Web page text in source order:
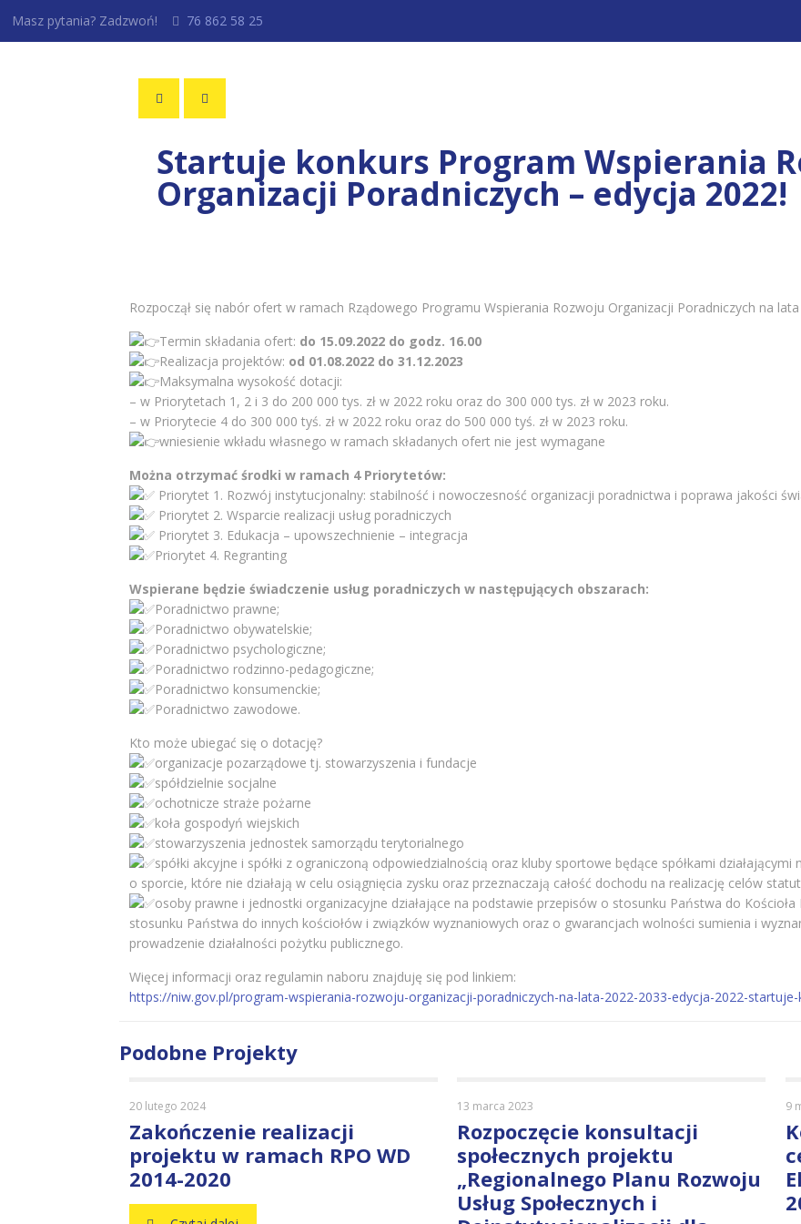
Masz pytania? Zadzwoń! 76 862 58 25
Startuje konkurs Program Wspierania
Organizacji Poradniczych – edycja 2022!
Rozpoczął się nabór ofert w ramach Rządowego Programu Wspierania Rozwoju Organizacji Poradniczych na
Termin składania ofert: do 15.09.2022 do godz. 16.00
Realizacja projektów: od 01.08.2022 do 31.12.2023
Maksymalna wysokość dotacji:
– w Priorytetach 1, 2 i 3 do 200 000 tys. zł w 2022 roku oraz do 300 000 tys. zł w 2023 roku.
– w Priorytecie 4 do 300 000 tyś. zł w 2022 roku oraz do 500 000 tyś. zł w 2023 roku.
wniesienie wkładu własnego w ramach składanych ofert nie jest wymagane
Można otrzymać środki w ramach 4 Priorytetów:
Priorytet 1. Rozwój instytucjonalny: stabilność i nowoczesność organizacji poradnictwa i poprawa jakości
Priorytet 2. Wsparcie realizacji usług poradniczych
Priorytet 3. Edukacja – upowszechnienie – integracja
Priorytet 4. Regranting
Wspierane będzie świadczenie usług poradniczych w następujących obszarach:
Poradnictwo prawne;
Poradnictwo obywatelskie;
Poradnictwo psychologiczne;
Poradnictwo rodzinno-pedagogiczne;
Poradnictwo konsumenckie;
Poradnictwo zawodowe.
Kto może ubiegać się o dotację?
organizacje pozarządowe tj. stowarzyszenia i fundacje
spółdzielnie socjalne
ochotnicze straże pożarne
koła gospodyń wiejskich
stowarzyszenia jednostek samorządu terytorialnego
spółki akcyjne i spółki z ograniczoną odpowiedzialnością oraz kluby sportowe będące spółkami
o sporcie, które nie działają w celu osiągnięcia zysku oraz przeznaczają całość dochodu na realizację celów
osoby prawne i jednostki organizacyjne działające na podstawie przepisów o stosunku Państwa do
stosunku Państwa do innych kościołów i związków wyznaniowych oraz o gwarancjach wolności sumienia i
prowadzenie działalności pożytku publicznego.
Więcej informacji oraz regulamin naboru znajduję się pod linkiem:
https://niw.gov.pl/program-wspierania-rozwoju-organizacji-poradniczych-na-lata-2022-2033-edycja-2022-startuje-
Podobne Projekty
20 lutego 2024
Zakończenie realizacji
projektu w ramach RPO WD
2014-2020
13 marca 2023
Rozpoczęcie konsultacji
społecznych projektu
„Regionalnego Planu Rozwoju
Usług Społecznych i
9